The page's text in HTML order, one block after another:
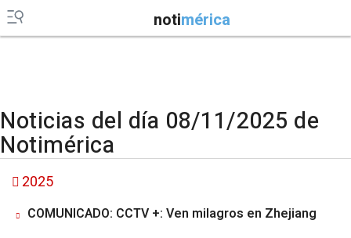
notimérica
Noticias del día 08/11/2025 de
Notimérica
2025
COMUNICADO: CCTV +: Ven milagros en Zhejiang